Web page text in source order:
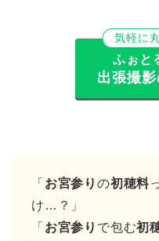
気軽に
ふぉと
出張撮
「 お宮参りの初穂料
け…？」
「 お宮参り で包む初